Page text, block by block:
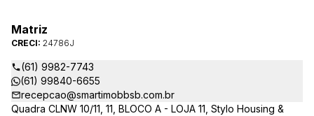
Matriz
CRECI: 24786J
(61) 9982-7743
(61) 99840-6655
recepcao@smartimobbsb.com.br
Quadra CLNW 10/11, 11, BLOCO A - LOJA 11, Stylo Housing &